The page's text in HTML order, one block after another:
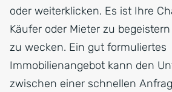
oder weiterklicken. Es ist Ihre
Käufer oder Mieter zu
zu wecken. Ein gut formuliertes
Immobilienangebot kann den
zwischen einer schnellen